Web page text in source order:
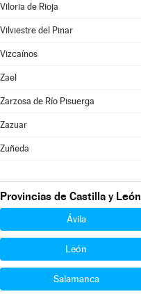
Viloria de Rioja
Vilviestre del Pinar
Vizcaínos
Zael
Zarzosa de Río Pisuerga
Zazuar
Zuñeda
Provincias de Castilla y León
Ávila
León
Salamanca